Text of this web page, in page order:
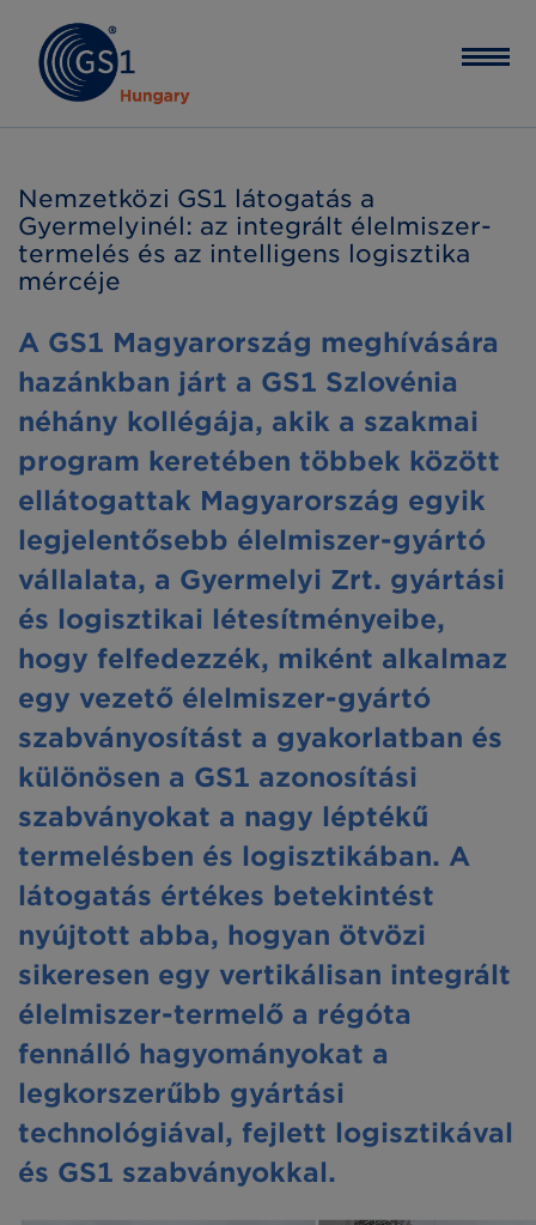
Nemzetközi GS1 látogatás a
Gyermelyinél: az integrált élelmiszer-
termelés és az intelligens logisztika
mércéje
A GS1 Magyarország meghívására
hazánkban járt a GS1 Szlovénia
néhány kollégája, akik a szakmai
program keretében többek között
ellátogattak Magyarország egyik
legjelentősebb élelmiszer-gyártó
vállalata, a Gyermelyi Zrt. gyártási
és logisztikai létesítményeibe,
hogy felfedezzék, miként alkalmaz
egy vezető élelmiszer-gyártó
szabványosítást a gyakorlatban és
különösen a GS1 azonosítási
szabványokat a nagy léptékű
termelésben és logisztikában. A
látogatás értékes betekintést
nyújtott abba, hogyan ötvözi
sikeresen egy vertikálisan integrált
élelmiszer-termelő a régóta
fennálló hagyományokat a
legkorszerűbb gyártási
technológiával, fejlett logisztikával
és GS1 szabványokkal.